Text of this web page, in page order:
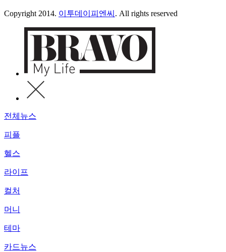
Copyright 2014. 이투데이피엔씨 . All rights reserved
전체뉴스
피플
헬스
라이프
컬처
머니
테마
카드뉴스